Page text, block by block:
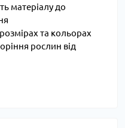
матеріалу до
та кольорах
рослин від